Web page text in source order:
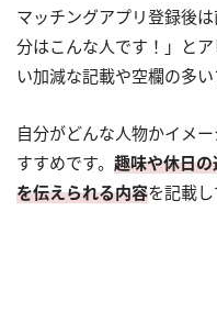
マッチングアプリ登録後
分はこんな人です！」と
い加減な記載や空欄の多い
自分がどんな人物かイメ
すすめです。 趣味や休日
を伝えられる内容を記載し